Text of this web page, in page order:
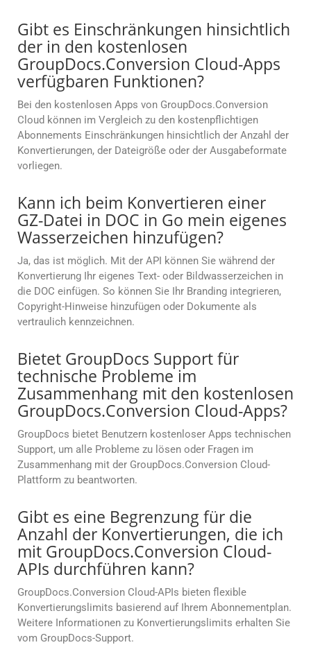
Gibt es Einschränkungen hinsichtlich
der in den kostenlosen
GroupDocs.Conversion Cloud-Apps
verfügbaren Funktionen?
Bei den kostenlosen Apps von GroupDocs.Conversion
Cloud können im Vergleich zu den kostenpflichtigen
Abonnements Einschränkungen hinsichtlich der Anzahl der
Konvertierungen, der Dateigröße oder der Ausgabeformate
vorliegen.
Kann ich beim Konvertieren einer
GZ-Datei in DOC in Go mein eigenes
Wasserzeichen hinzufügen?
Ja, das ist möglich. Mit der API können Sie während der
Konvertierung Ihr eigenes Text- oder Bildwasserzeichen in
die DOC einfügen. So können Sie Ihr Branding integrieren,
Copyright-Hinweise hinzufügen oder Dokumente als
vertraulich kennzeichnen.
Bietet GroupDocs Support für
technische Probleme im
Zusammenhang mit den kostenlosen
GroupDocs.Conversion Cloud-Apps?
GroupDocs bietet Benutzern kostenloser Apps technischen
Support, um alle Probleme zu lösen oder Fragen im
Zusammenhang mit der GroupDocs.Conversion Cloud-
Plattform zu beantworten.
Gibt es eine Begrenzung für die
Anzahl der Konvertierungen, die ich
mit GroupDocs.Conversion Cloud-
APIs durchführen kann?
GroupDocs.Conversion Cloud-APIs bieten flexible
Konvertierungslimits basierend auf Ihrem Abonnementplan.
Weitere Informationen zu Konvertierungslimits erhalten Sie
vom GroupDocs-Support.